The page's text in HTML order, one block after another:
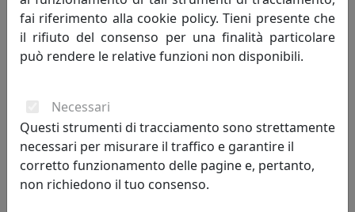
strumento per l’arredamento personalizzato. Il design,
le nuove soluzioni tecniche e l’abbinamento dei
materiali migliori, segnano l’evoluzione e l’utilizzo
I nostri articoli sono progettati, sviluppati e prodotti
interamente all’interno della nostra azienda con sede in
Italia. Particolare cura per la rifinitura e il controllo di
qualita` sono parte integrante della nostra politica.
fai riferimento alla cookie policy. Tieni presente che
il rifiuto del consenso per una finalità particolare
può rendere le relative funzioni non disponibili.
Necessari
Questi strumenti di tracciamento sono strettamente
necessari per misurare il traffico e garantire il
corretto funzionamento delle pagine e, pertanto,
non richiedono il tuo consenso.